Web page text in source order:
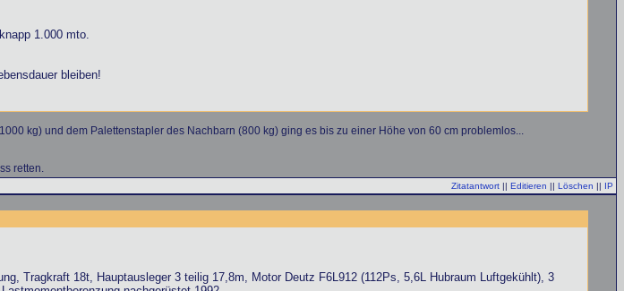
1.000 mto.
bleiben!
kg) und dem Palettenstapler des Nachbarn (800 kg) ging es bis zu einer Höhe von 60 cm problemlos...
retten.
Zitatantwort || Editieren || Löschen || IP
Tragkraft 18t, Hauptausleger 3 teilig 17,8m, Motor Deutz F6L912 (112Ps, 5,6L Hubraum Luftgekühlt), 3